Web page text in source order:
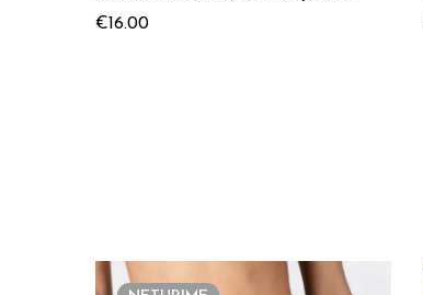
€16.00